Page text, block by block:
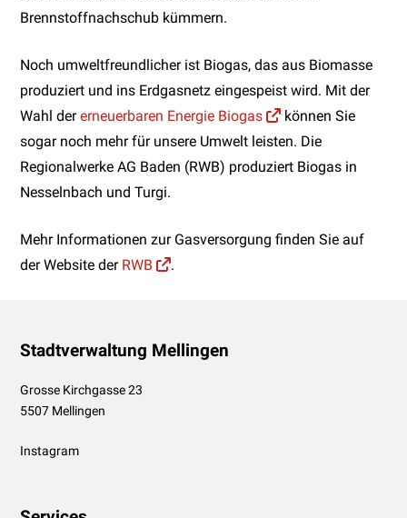
Brennstoffnachschub kümmern.
Noch umweltfreundlicher ist Biogas, das aus Biomasse
produziert und ins Erdgasnetz eingespeist wird. Mit der
Wahl dererneuerbaren Energie Biogas
können Sie
sogar noch mehr für unsere Umwelt leisten. Die
Regionalwerke AG Baden (RWB) produziert Biogas in
Nesselnbach und Turgi.
Mehr Informationen zur Gasversorgung finden Sie auf
der Website der RWB .
Footer
Stadtverwaltung Mellingen
Grosse Kirchgasse 23
5507 Mellingen
Instagram